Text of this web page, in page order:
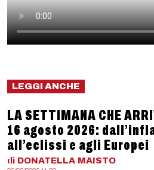
LEGGI ANCHE
LA SETTIMANA CHE
16 agosto 2026:
all’eclissi e agli Europei
di DONATELLA MAISTO